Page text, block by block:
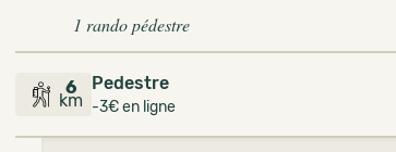
1 rando pédestre
6
km
Pedestre
-3€ en ligne